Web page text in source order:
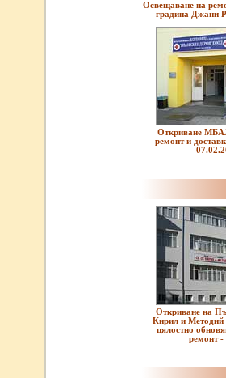
Освещаване на
градина Джани
Откриване
ремонт и
Откриване на
Кирил и Методий
цялостно
ремонт -